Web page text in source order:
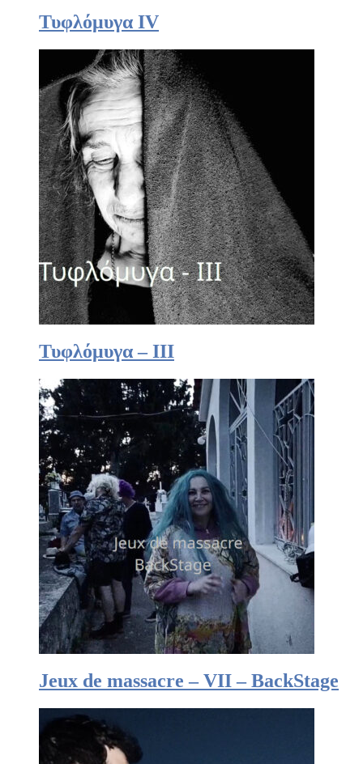
Τυφλόμυγα IV
Τυφλόμυγα – III
Jeux de massacre – VII – BackStage